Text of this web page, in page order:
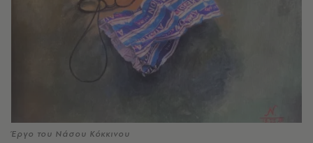
Έργο του Νάσου Κόκκινου